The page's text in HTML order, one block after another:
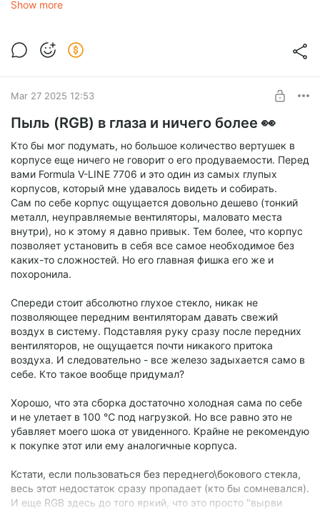
Show more
Mar 27 2025 12:53
Пыль (RGB) в глаза и ничего более 👀
Кто бы мог подумать, но большое количество вертушек в
корпусе еще ничего не говорит о его продуваемости. Перед
вами Formula V-LINE 7706 и это один из самых глупых
корпусов, который мне удавалось видеть и собирать.
Сам по себе корпус ощущается довольно дешево (тонкий
металл, неуправляемые вентиляторы, маловато места
внутри), но к этому я давно привык. Тем более, что корпус
позволяет установить в себя все самое необходимое без
каких-то сложностей. Но его главная фишка его же и
похоронила.
Спереди стоит абсолютно глухое стекло, никак не
позволяющее передним вентиляторам давать свежий
воздух в систему. Подставляя руку сразу после передних
вентиляторов, не ощущается почти никакого притока
воздуха. И следовательно - все железо задыхается само в
себе. Кто такое вообще придумал?
Хорошо, что эта сборка достаточно холодная сама по себе
и не улетает в 100 ℃ под нагрузкой. Но все равно это не
убавляет моего шока от увиденного. Крайне не рекомендую
к покупке этот или ему аналогичные корпуса.
Кстати, если пользоваться без переднего\бокового стекла,
весь этот недостаток сразу пропадает (кто бы сомневался).
И еще RGB здесь до того яркий, что это просто "вырви